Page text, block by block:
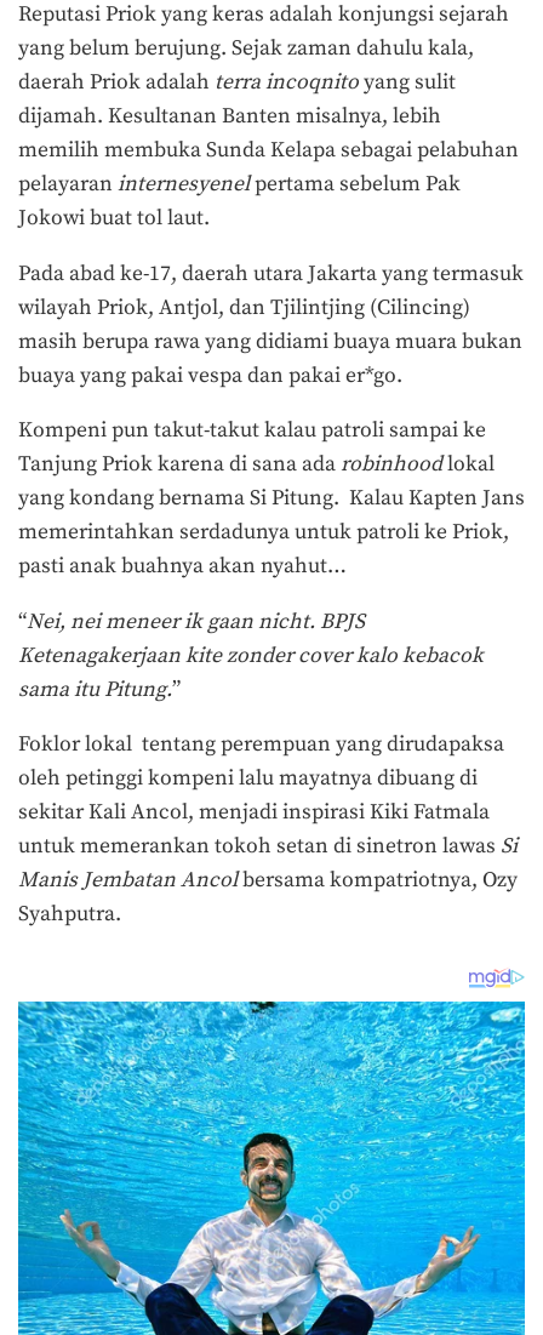
Reputasi Priok yang keras adalah konjungsi sejarah
yang belum berujung. Sejak zaman dahulu kala,
daerah Priok adalah terra incoqnitoyang sulit
dijamah. Kesultanan Banten misalnya, lebih
memilih membuka Sunda Kelapa sebagai pelabuhan
pelayaran internesyenelpertamasebelum Pak
Jokowi buat tol laut.
Pada abad ke-17, daerah utara Jakarta yang termasuk
wilayah Priok, Antjol, dan Tjilintjing (Cilincing)
masih berupa rawa yang didiami buaya muara bukan
buaya yang pakai vespa dan pakai er*go.
Kompeni pun takut-takut kalau patroli sampai ke
Tanjung Priok karena di sana adarobinhoodlokal
yang kondang bernama Si Pitung. Kalau Kapten Jans
memerintahkan serdadunya untuk patroli ke Priok,
pasti anak buahnya akan nyahut…
“Nei, nei meneer ik gaan nicht. BPJS
Ketenagakerjaan kite zonder cover kalo kebacok
sama itu Pitung.”
Foklor lokal tentang perempuan yang dirudapaksa
oleh petinggi kompeni lalu mayatnya dibuang di
sekitar Kali Ancol, menjadi inspirasi Kiki Fatmala
untuk memerankan tokoh setan di sinetron lawas Si
Manis Jembatan Ancolbersama kompatriotnya, Ozy
Syahputra.